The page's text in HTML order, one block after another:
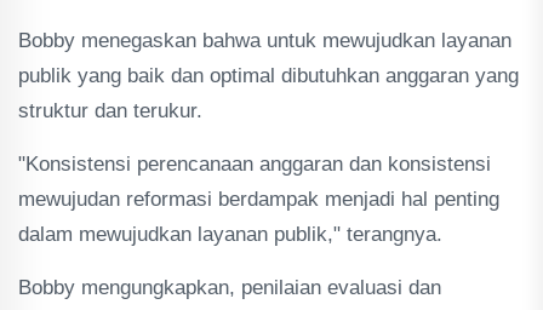
Bobby menegaskan bahwa untuk mewujudkan layanan
publik yang baik dan optimal dibutuhkan anggaran yang
struktur dan terukur.
"Konsistensi perencanaan anggaran dan konsistensi
mewujudan reformasi berdampak menjadi hal penting
dalam mewujudkan layanan publik," terangnya.
Bobby mengungkapkan, penilaian evaluasi dan